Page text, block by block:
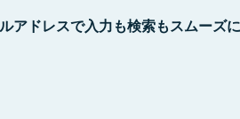
アドレスで入力も検索もスムーズ